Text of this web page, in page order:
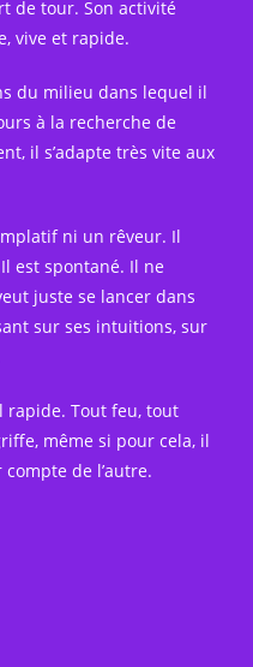
de tour. Son activité
vive et rapide.
du milieu dans lequel il
à la recherche de
il s’adapte très vite aux
ni un rêveur. Il
est spontané. Il ne
juste se lancer dans
sur ses intuitions, sur
rapide. Tout feu, tout
même si pour cela, il
de l’autre.